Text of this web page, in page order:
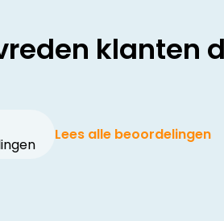
klanten
Lees alle beoordelingen